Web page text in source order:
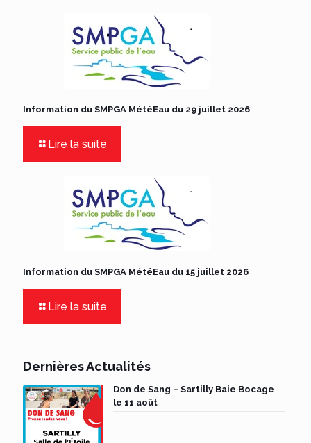
Information du SMPGA MétéEau du 29 juillet 2026
Lire la suite
Information du SMPGA MétéEau du 15 juillet 2026
Lire la suite
Dernières Actualités
Don de Sang – Sartilly Baie Bocage
le 11 août